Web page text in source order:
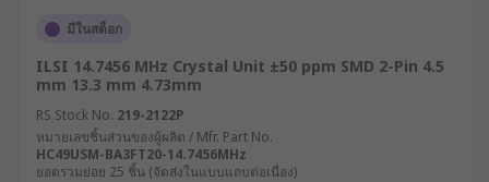
มีในสต็อก
ILSI 14.7456 MHz Crystal Unit ±50 ppm SMD 2-Pin 4.5
mm 13.3 mm 4.73mm
RS Stock No. 219-2122P
หมายเลขชิ้นส่วนของผู้ผลิต / Mfr. Part No.
HC49USM-BA3FT20-14.7456MHz
ยอดรวมย่อย 25 ชิ้น (จัดส่งในแบบแถบต่อเนื่อง)